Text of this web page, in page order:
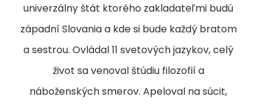
univerzálny štát ktorého zakladateľmi budú
západní Slovania a kde si bude každý bratom
a sestrou. Ovládal 11 svetových jazykov, celý
život sa venoval štúdiu filozofií a
náboženských smerov. Apeloval na súcit,